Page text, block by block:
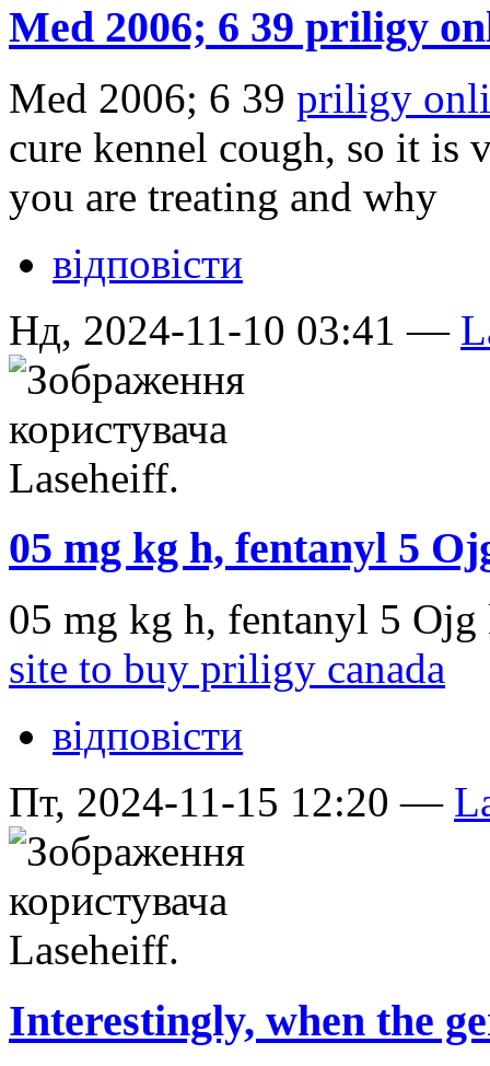
Med 2006; 6 39 priligy
Med 2006; 6 39 priligy
cure kennel cough, so it is
you are treating and why
відповісти
Нд, 2024-11-10 03:41 —
05 mg kg h, fentanyl 5
05 mg kg h, fentanyl 5
site to buy priligy canada
відповісти
Пт, 2024-11-15 12:20 —
Interestingly, when the